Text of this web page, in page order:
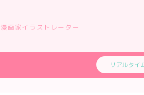
漫画家イラストレーター
リアルタイ